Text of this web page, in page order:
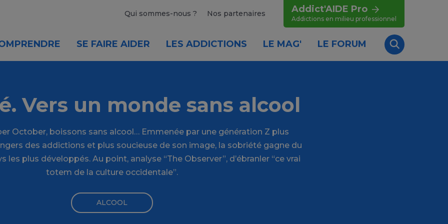
Qui sommes-nous ? Nos partenaires Addict'AIDE Pro
Addictions en milieu professionnel
SE FAIRE AIDER LES ADDICTIONS LE MAG' LE FORUM
Recherche
Vers un monde sans alcool
October, boissons sans alcool… Emmenée par une génération Z plus
des addictions et plus soucieuse de son image, la sobriété gagne du
les plus développés. Au point, analyse “The Observer”, d’ébranler “ce vrai
totem de la culture occidentale”.
ALCOOL